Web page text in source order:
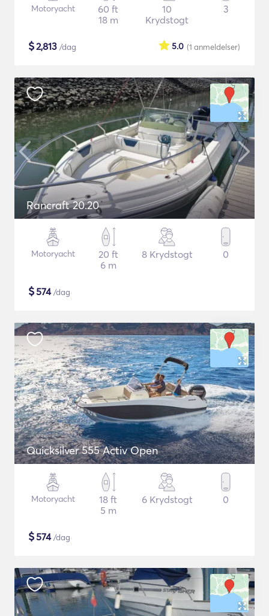
Motoryacht
60 ft
18 m
10
Krydstogt
3
$2,813 /dag (1 anmeldelser)
5.0
Rancraft 20.20
Motoryacht
20 ft
6 m
8 Krydstogt 0
$574/dag
Quicksilver 555 Activ Open
Motoryacht
18 ft
5 m
6 Krydstogt 0
$574/dag